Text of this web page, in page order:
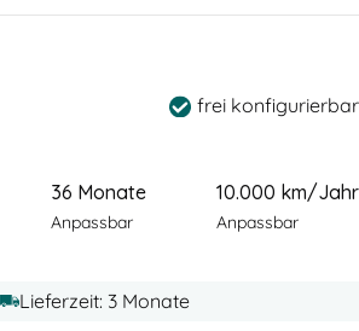
frei konfigurierbar
36 Monate
Anpassbar
10.000 km/Jahr
Anpassbar
Lieferzeit: 3 Monate